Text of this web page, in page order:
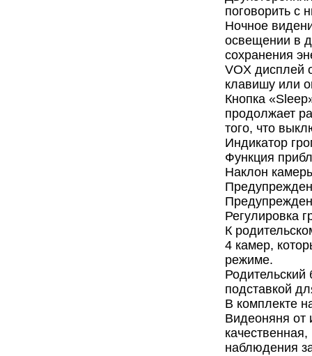
поговорить с
Ночное
освещении в
сохранения
VOX дисплей
клавишу или
Кнопка
продолжает
того, что
Индикатор
Функция
Наклон
Регулировка
К
4 камер,
режиме.
подставкой
В комплекте
Видеоняня от
наблюдения